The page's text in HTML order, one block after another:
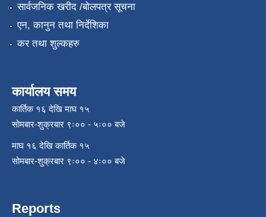
सार्वजनिक खरीद /बोलपत्र सूचना
एन, कानुन तथा निर्देशिका
कर तथा शुल्कहरु
कार्यालय समय
कार्तिक १६ देखि माघ १५
सोमबार-शुक्रबार ९ः०० - ५ः०० बजे
माघ १६ देखि कार्तिक १५
सोमबार-शुक्रबार ९ः०० - ४ः०० बजे
Reports